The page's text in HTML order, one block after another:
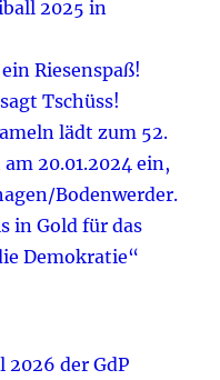
2025 in
Riesenspaß!
Tschüss!
lädt zum 52.
20.01.2024 ein,
Bodenwerder.
in Gold für das
Demokratie“
der GdP